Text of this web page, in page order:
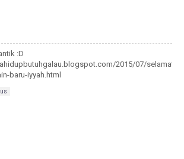
:D
2015/07/selamat-
baru-iyyah.html